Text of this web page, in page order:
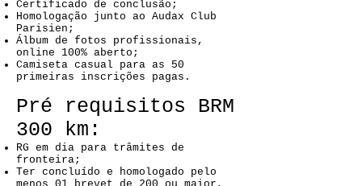
Certificado de conclusão;
Homologação junto ao Audax Club
Parisien;
Álbum de fotos profissionais,
online 100% aberto;​
Camiseta casual para as 50
primeiras inscrições pagas.
Pré requisitos BRM
300 km:
RG em dia para trâmites de
fronteira;
Ter concluído e homologado pelo